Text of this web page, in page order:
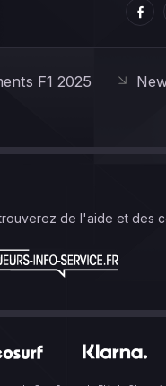
F1 2025
de l'aide et des